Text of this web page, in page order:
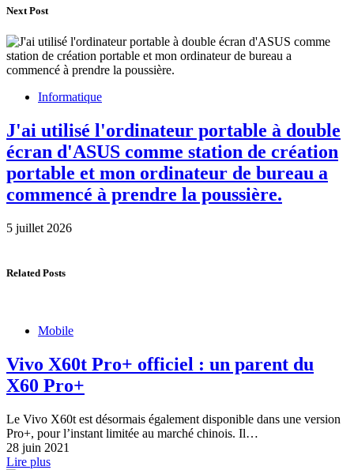
Next Post
Informatique
J'ai utilisé l'ordinateur portable à double
écran d'ASUS comme station de création
portable et mon ordinateur de bureau a
commencé à prendre la poussière.
5 juillet 2026
Related Posts
Mobile
Vivo X60t Pro+ officiel : un parent du
X60 Pro+
Le Vivo X60t est désormais également disponible dans une version
Pro+, pour l’instant limitée au marché chinois. Il…
28 juin 2021
Lire plus